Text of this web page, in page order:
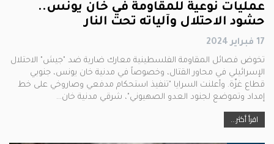
عمليات نوعية للمقاومة في خان يونس..
حشود الاحتلال وآلياته تحت النار
17 فبراير 2024
تخوض فصائل المقاومة الفلسطينية معارك ضارية ضد "جيش" الاحتلال
الإسرائيلي في محاور القتال، وخصوصاً في مدنية خان يونس، جنوبي
قطاع غزّة. وأعلنت السرايا "تنفيذ استحكام مدفعي وصاروخي على خط
إمداد وتموضع لجنود العدو الصهيوني"، شرقي مدنية خان…
اقرأ أكثر...